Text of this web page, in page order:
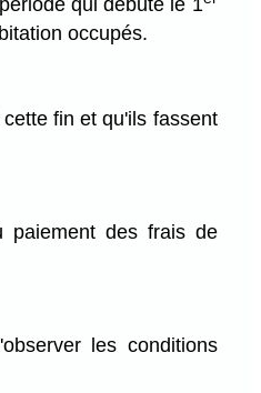
qui débute le 1
occupés.
fin et qu'ils fassent
paiement des frais de
les conditions